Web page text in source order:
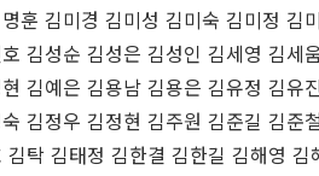
훈 김미경 김미성 김미숙 김미정 김
김성순 김성은 김성인 김세영 김세
김예은 김용남 김용은 김유정 김유
김정우 김정현 김주원 김준길 김준
김탁 김태정 김한결 김한길 김해영